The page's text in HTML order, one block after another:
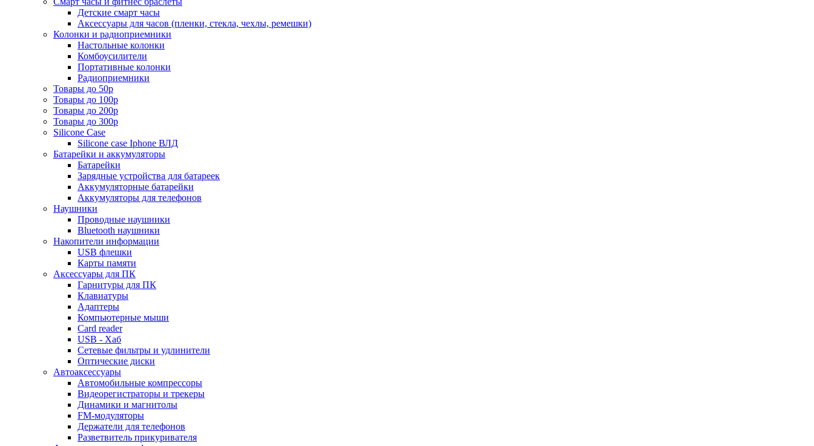
Детские смарт часы
Аксессуары для часов (пленки, стекла, чехлы, ремешки)
Колонки и радиоприемники
Настольные колонки
Комбоусилители
Портативные колонки
Радиоприемники
Товары до 50р
Товары до 100р
Товары до 200р
Товары до 300р
Silicone Case
Silicone case Iphone ВЛД
Батарейки и аккумуляторы
Батарейки
Зарядные устройства для батареек
Аккумуляторные батарейки
Аккумуляторы для телефонов
Наушники
Проводные наушники
Bluetooth наушники
Накопители информации
USB флешки
Карты памяти
Аксессуары для ПК
Гарнитуры для ПК
Клавиатуры
Адаптеры
Компьютерные мыши
Card reader
USB - Xaб
Сетевые фильтры и удлинители
Оптические диски
Автоаксессуары
Автомобильные компрессоры
Видеорегистраторы и трекеры
Динамики и магнитолы
FM-модуляторы
Держатели для телефонов
Разветвитель прикуривателя